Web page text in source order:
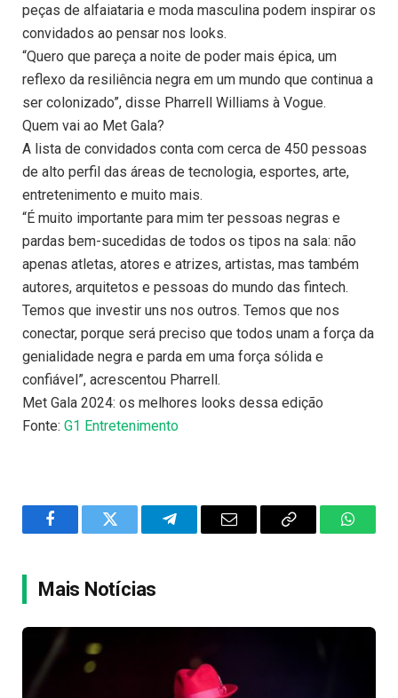
peças de alfaiataria e moda masculina podem inspirar os
convidados ao pensar nos looks.
“Quero que pareça a noite de poder mais épica, um
reflexo da resiliência negra em um mundo que continua a
ser colonizado”, disse Pharrell Williams à Vogue.
Quem vai ao Met Gala?
A lista de convidados conta com cerca de 450 pessoas
de alto perfil das áreas de tecnologia, esportes, arte,
entretenimento e muito mais.
“É muito importante para mim ter pessoas negras e
pardas bem-sucedidas de todos os tipos na sala: não
apenas atletas, atores e atrizes, artistas, mas também
autores, arquitetos e pessoas do mundo das fintech.
Temos que investir uns nos outros. Temos que nos
conectar, porque será preciso que todos unam a força da
genialidade negra e parda em uma força sólida e
confiável”, acrescentou Pharrell.
Met Gala 2024: os melhores looks dessa edição
Fonte: G1 Entretenimento
FacebookTwitter TelegramEmail
Copy
Mais Notícias